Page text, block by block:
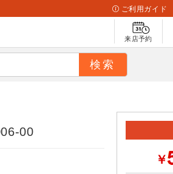
ご利用ガイド
来店予約
00
￥